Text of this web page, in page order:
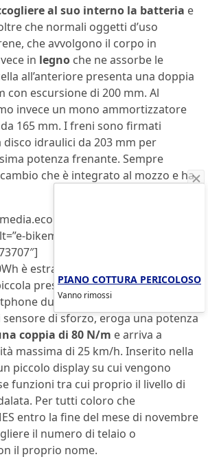
al suo interno la batteria e
che normali oggetti d’uso
che avvolgono il corpo in
in legno che ne assorbe le
all’anteriore presenta una doppia
con escursione di 200 mm. Al
invece un mono ammortizzatore
165 mm. I freni sono firmati
disco idraulici da 203 mm per
potenza frenante. Sempre
che è integrato al mozzo e ha
2/26b/e-
bikemisure.jpg” align=”center”
è estraibile ed alimenta sia il
presa usb da cui è possibile
durante gli spostamenti. Il
di sforzo, eroga una potenza
coppia di 80 N/m e arriva a
massima di 25 km/h. Inserito nella
piccolo display su cui vengono
funzioni tra cui proprio il livello di
Per tutti coloro che
entro la fine del mese di novembre
il numero di telaio o
il proprio nome.
PIANO COTTURA PERICOLOSO
Vanno rimossi